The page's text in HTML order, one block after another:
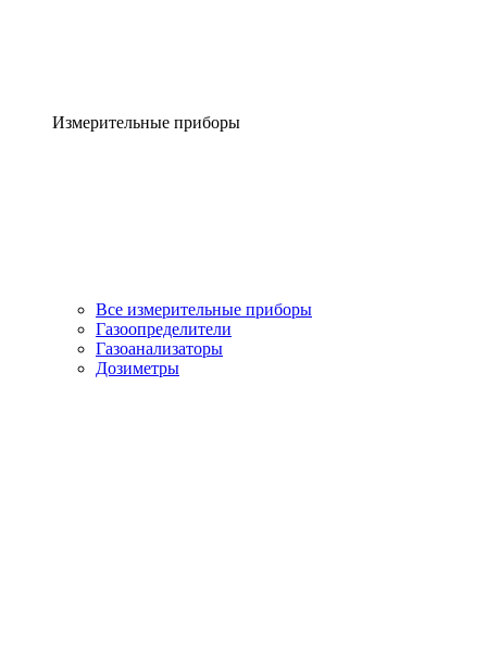
Измерительные приборы
Все измерительные приборы
Газоопределители
Газоанализаторы
Дозиметры